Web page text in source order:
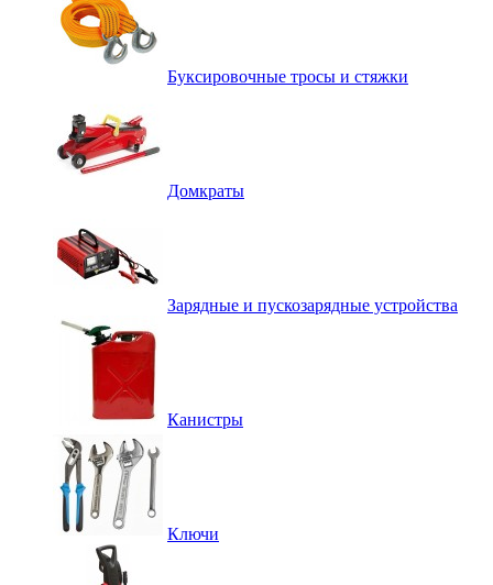
Буксировочные тросы и стяжки
Домкраты
Зарядные и пускозарядные устройства
Канистры
Ключи